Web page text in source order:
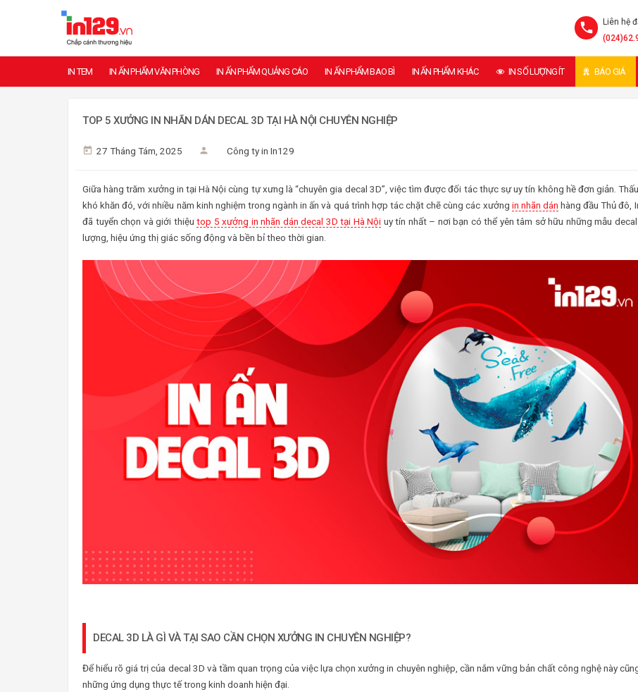
Liên hệ
IN TEM IN ẤN PHẨM VĂN PHÒNG IN ẤN PHẨM QUẢNG CÁO IN ẤN PHẨM BAO BÌ IN ẤN PHẨM KHÁC IN SỐ LƯỢNG ÍT BÁO GIÁ
TOP 5 XƯỞNG IN NHÃN DÁN DECAL 3D TẠI HÀ NỘI CHUYÊN NGHIỆP
27 Tháng Tám, 2025 Công ty in In129
Giữa hàng trăm xưởng in tại Hà Nội cùng tự xưng là “chuyên gia decal 3D”, việc tìm được đối tác thực sự uy tín không hề đơn giản.
khó khăn đó, với nhiều năm kinh nghiệm trong ngành in ấn và quá trình hợp tác chặt chẽ cùng các xưởng in nhãn dán hàng đầu Thủ đô,
đã tuyển chọn và giới thiệutop 5 xưởng in nhãn dán decal 3D tại Hà Nội uy tín nhất – nơi bạn có thể yên tâm sở hữu những mẫu
lượng, hiệu ứng thị giác sống động và bền bỉ theo thời gian.
DECAL 3D LÀ GÌ VÀ TẠI SAO CẦN CHỌN XƯỞNG IN CHUYÊN NGHIỆP?
Để hiểu rõ giá trị của decal 3D và tầm quan trọng của việc lựa chọn xưởng in chuyên nghiệp, cần nắm vững bản chất công nghệ này
những ứng dụng thực tế trong kinh doanh hiện đại.